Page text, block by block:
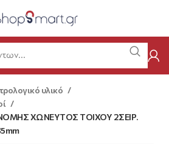
υλικό
ΧΩΝΕΥΤΟΣ ΤΟΙΧΟΥ 2ΣΕΙΡ.